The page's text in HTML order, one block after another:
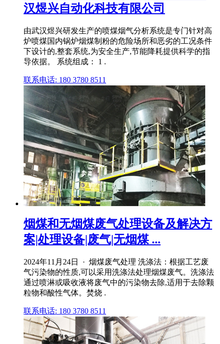
汉煜兴自动化科技有限公司
由武汉煜兴研发生产的喷煤烟气分析系统是专门针对高
炉喷煤国内锅炉烟煤制粉的危险场所和恶劣的工况条件
下设计的,整套系统,为安全生产,节能降耗提供科学的指
导依据。 系统组成： 1 .
联系电话: 180 3780 8511
烟煤和无烟煤废气处理设备及解决方
案|处理设备|废气|无烟煤 ...
2024年11月24日 · 烟煤废气处理 洗涤法：根据工艺废
气污染物的性质,可以采用洗涤法处理烟煤废气。洗涤法
通过喷淋或吸收液将废气中的污染物去除,适用于去除颗
粒物和酸性气体。焚烧 .
联系电话: 180 3780 8511